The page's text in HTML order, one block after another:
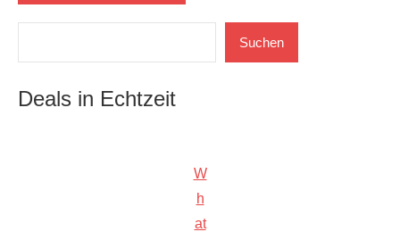
Suchen
Deals in Echtzeit
W
h
at